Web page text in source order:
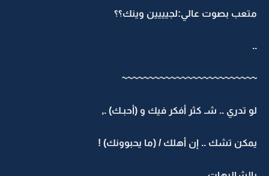
متعب بصوت عالي:لجيييين وينك؟؟
..
~~~~~~~~~~~~~~~~~~~~~~~~~
لو تدري .. شـ كثر أفكر فيك و (أحبـك) .,
يمكن تشك .. إن أهلك / (ما يحبوونك) !